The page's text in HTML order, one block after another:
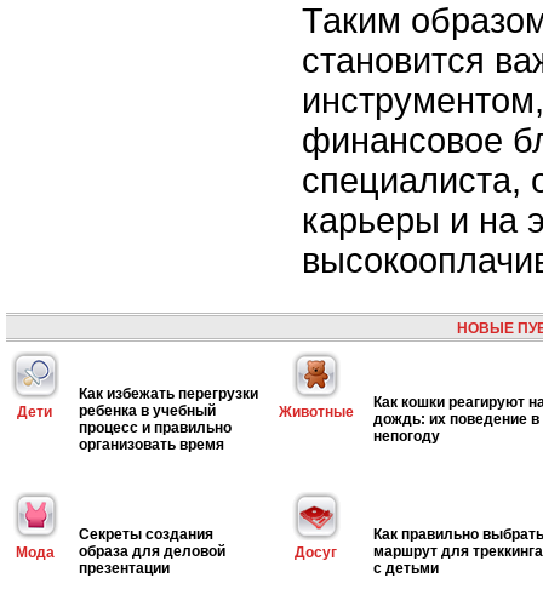
Таким
становится
финансовое
специалиста,
карьеры и на
НОВЫЕ
Дети
Как избежать перегрузки
ребенка в учебный
процесс и правильно
организовать время
Животные
Как кошки реагируют
дождь: их поведение в
непогоду
Мода
Секреты создания
образа для деловой
презентации
Досуг
Как правильно выбрать
маршрут для треккинга
с детьми